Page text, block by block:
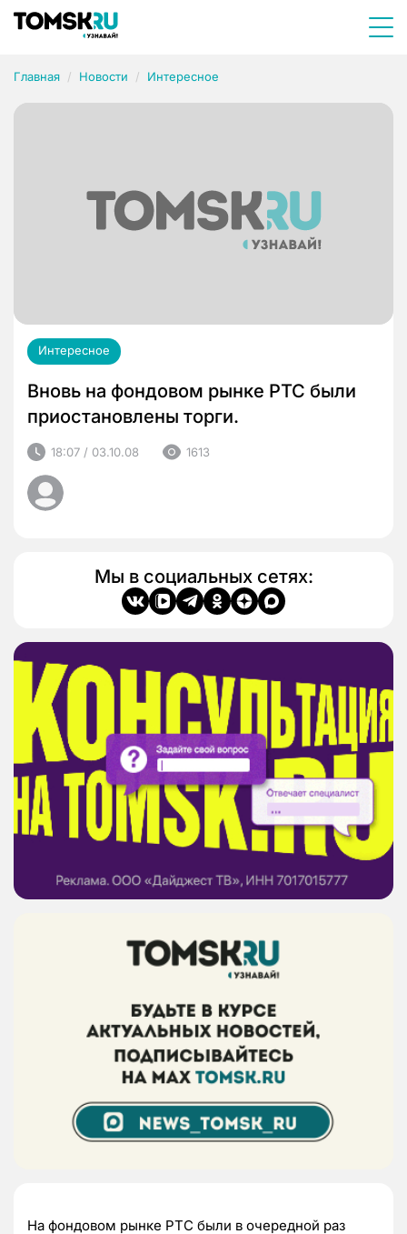
Главная Новости Интересное
Интересное
Вновь на фондовом рынке РТС были
приостановлены торги.
18:07 / 03.10.08 1613
Мы в социальных сетях:
На фондовом рынке РТС были в очередной раз